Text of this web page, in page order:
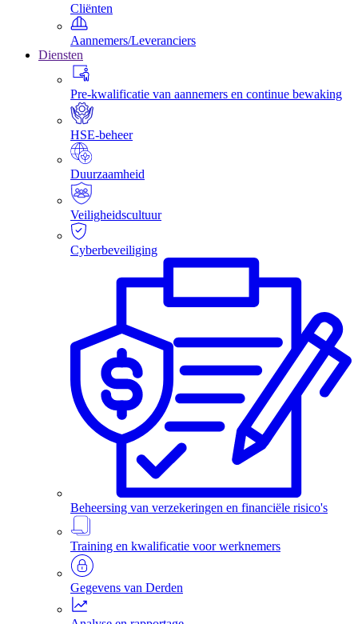
Cliënten
Aannemers/Leveranciers
Diensten
Pre-kwalificatie van aannemers en continue bewaking
HSE-beheer
Duurzaamheid
Veiligheidscultuur
Cyberbeveiliging
Beheersing van verzekeringen en financiële risico's
Training en kwalificatie voor werknemers
Gegevens van Derden